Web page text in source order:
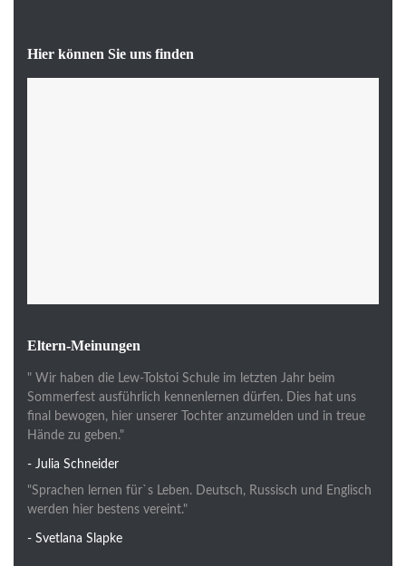
Hier können Sie uns finden
Eltern-Meinungen
" Wir haben die Lew-Tolstoi Schule im letzten Jahr beim
Sommerfest ausführlich kennenlernen dürfen. Dies hat uns
final bewogen, hier unserer Tochter anzumelden und in treue
Hände zu geben."
- Julia Schneider
"Sprachen lernen für`s Leben. Deutsch, Russisch und Englisch
werden hier bestens vereint."
- Svetlana Slapke